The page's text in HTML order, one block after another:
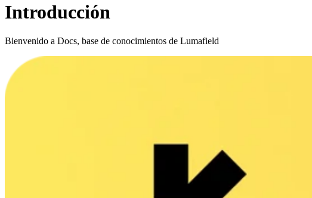
Introducción
Bienvenido a Docs, base de conocimientos de Lumafield